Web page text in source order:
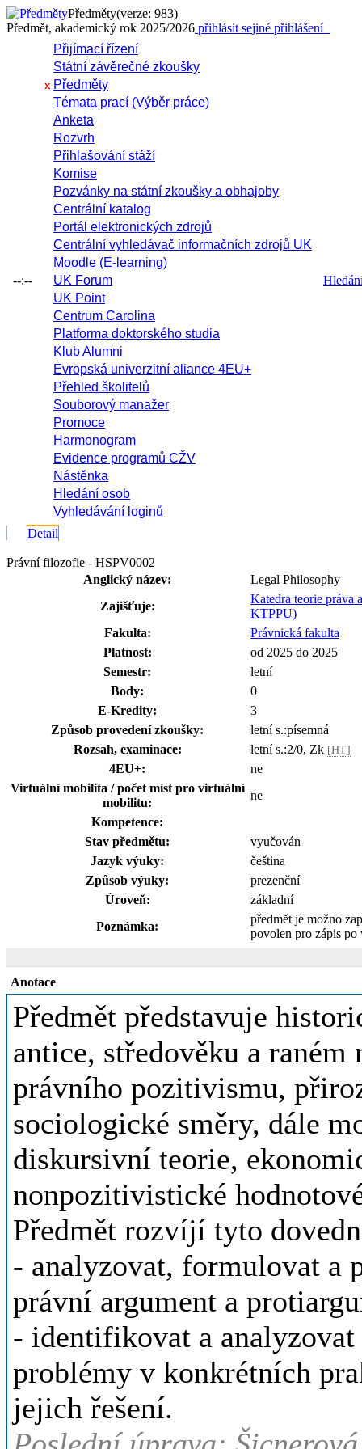
Předměty(verze: 983)
Předmět, akademický rok 2025/2026 přihlásit sejiné přihlášení
--:--
Přijímací řízení
Státní závěrečné zkoušky
x Předměty
Témata prací (Výběr práce)
Anketa
Rozvrh
Přihlašování stáží
Komise
Pozvánky na státní zkoušky a obhajoby
Centrální katalog
Portál elektronických zdrojů
Centrální vyhledávač informačních zdrojů UK
Moodle (E-learning)
UK Forum
UK Point
Centrum Carolina
Platforma doktorského studia
Klub Alumni
Evropská univerzitní aliance 4EU+
Přehled školitelů
Souborový manažer
Promoce
Harmonogram
Evidence programů CŽV
Nástěnka
Hledání osob
Vyhledávání loginů
Detail
Právní filozofie - HSPV0002
Anglický název:
Legal Philosophy
Zajišťuje:
Katedra teorie práva
KTPPU)
Fakulta:
Právnická fakulta
Platnost:
od 2025 do 2025
Semestr:
letní
Body:
0
E-Kredity:
3
Způsob provedení zkoušky:
letní s.:písemná
Rozsah, examinace:
letní s.:2/0, Zk [HT]
4EU+:
ne
Virtuální mobilita / počet míst pro virtuální
mobilitu:
ne
Kompetence:
Stav předmětu:
vyučován
Jazyk výuky:
čeština
Způsob výuky:
prezenční
Úroveň:
základní
Poznámka:
předmět je možno
povolen pro zápis po
Anotace
Předmět představuje
antice, středověku a
právního pozitivismu,
sociologické směry, dále
diskursivní teorie,
nonpozitivistické
Předmět rozvíjí tyto
- analyzovat, formulovat a
právní argument a
- identifikovat a
problémy v konkrétních
jejich řešení.